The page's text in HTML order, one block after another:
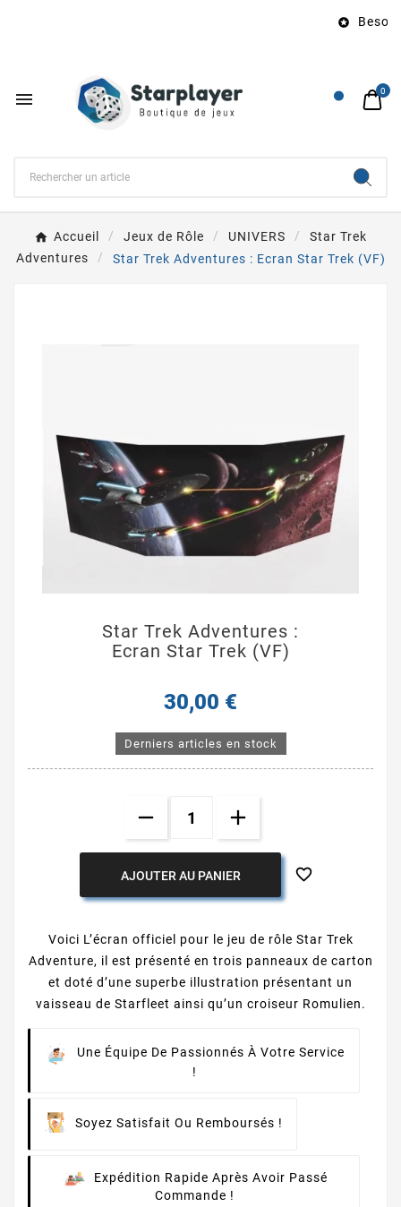
 Besoin
 0
Accueil Jeux de Rôle UNIVERS
Star Trek
Adventures
Star Trek Adventures : Ecran Star Trek (VF)
Star Trek Adventures :
Ecran Star Trek (VF)
30,00 €
Derniers articles en stock
AJOUTER AU PANIER 
Voici L’écran officiel pour le jeu de rôle Star Trek
Adventure, il est présenté en trois panneaux de carton
et doté d’une superbe illustration présentant un
vaisseau de Starfleet ainsi qu’un croiseur Romulien.
Une Équipe De Passionnés À Votre Service
!
Soyez Satisfait Ou Remboursés !
Expédition Rapide Après Avoir Passé
Commande !